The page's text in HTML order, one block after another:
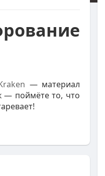
— материал
— поймёте то, что